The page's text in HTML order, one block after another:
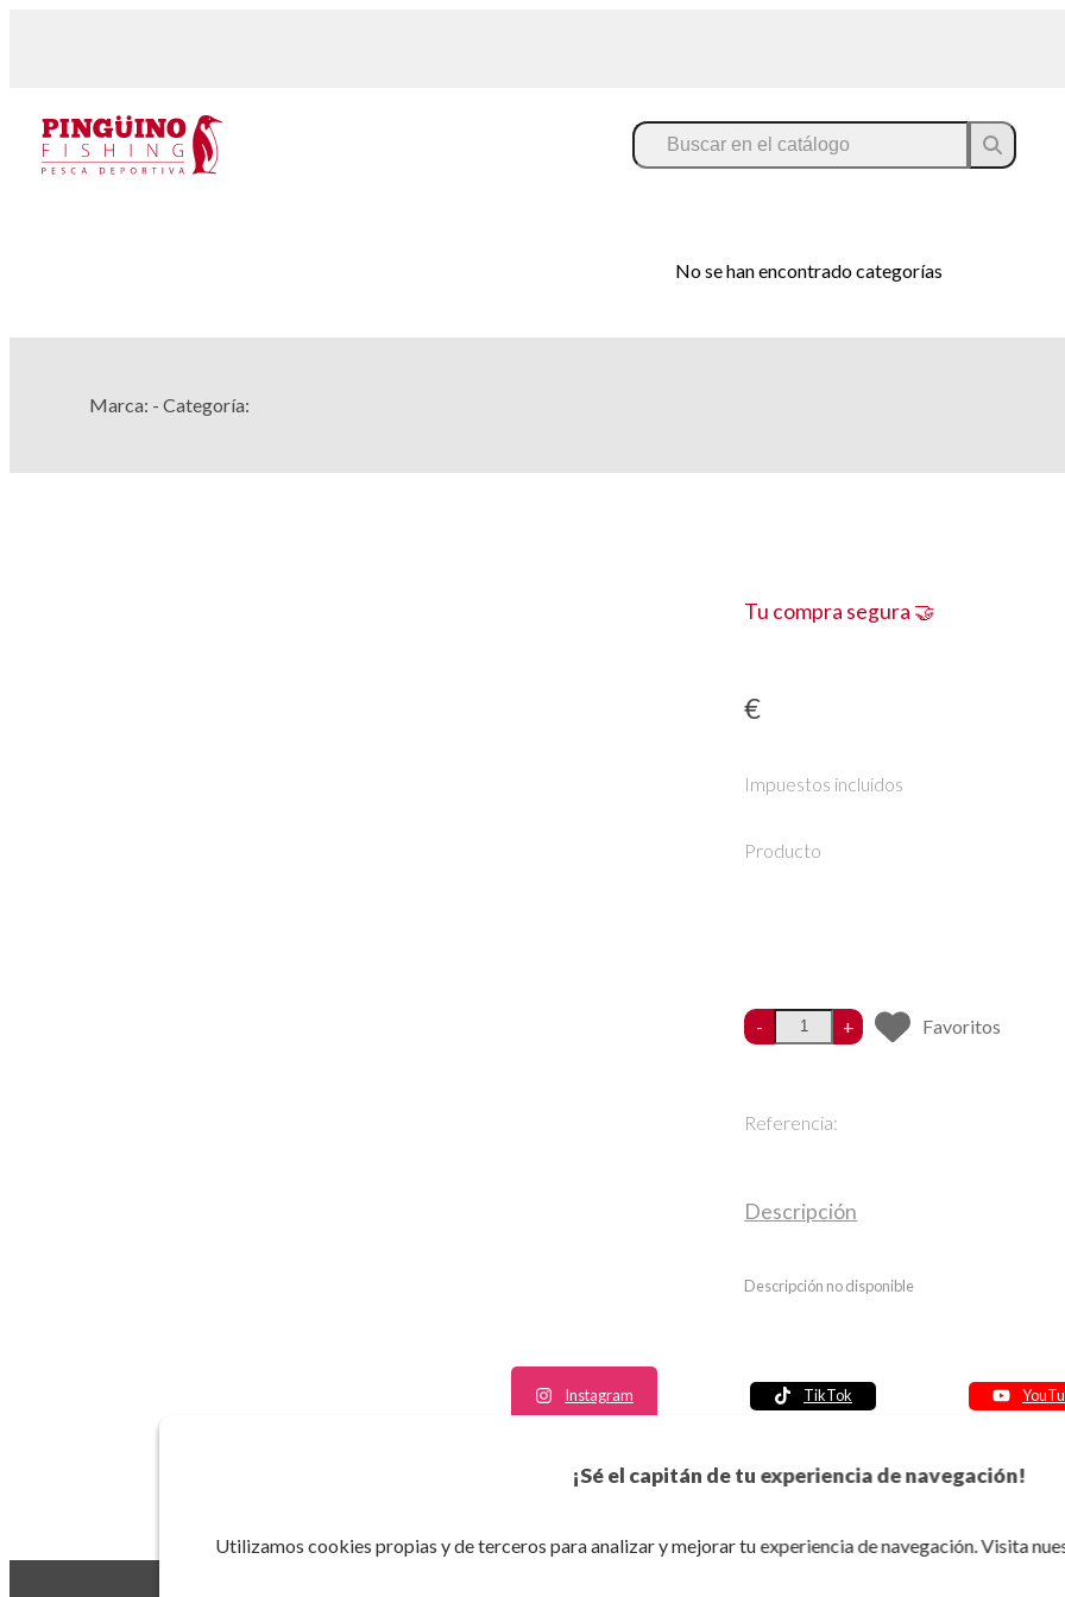
¡Sé el capitán de tu experiencia de navegación!
Utilizamos cookies propias y de terceros para analizar y mejorar tu experiencia de navegación. Visita
No se han encontrado categorías
Marca: - Categoría:
Tu compra segura 🤝
€
Impuestos incluidos
Producto
- + Favoritos
Referencia:
Descripción
Descripción no disponible
Instagram TikTok
Política de seguridad